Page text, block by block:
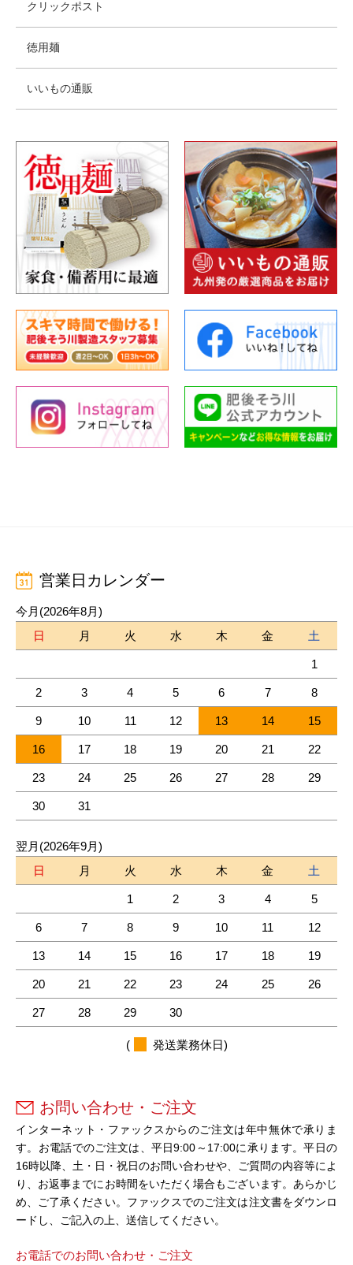
クリックポスト
徳用麺
いいもの通販
営業日カレンダー
今月(2026年8月)
日
月 火 水 木 金 土
1
2 3 4 5 6 7 8
9 10 11 12 13 14 15
16 17 18 19 20 21 22
23 24 25 26 27 28 29
30 31
翌月(2026年9月)
日
月 火 水 木 金 土
1 2 3 4 5
6 7 8 9 10 11 12
13 14 15 16 17 18 19
20 21 22 23 24 25 26
27 28 29 30
( 発送業務休日)
お問い合わせ・ご注文
インターネット・ファックスからのご注文は年中無休で承りま
す。お電話でのご注文は、平日9:00～17:00に承ります。平日の
16時以降、土・日・祝日のお問い合わせや、ご質問の内容等によ
り、お返事までにお時間をいただく場合もございます。あらかじ
め、ご了承ください。ファックスでのご注文は注文書をダウンロ
ードし、ご記入の上、送信してください。
お電話でのお問い合わせ・ご注文